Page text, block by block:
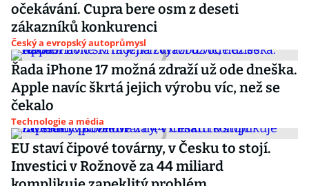
očekávání. Cupra bere osm z deseti
zákazníků konkurenci
Český a evropský autoprůmysl
Řada iPhone 17 možná zdraží už ode dneška.
Apple navíc škrtá jejich výrobu víc, než se
čekalo
Technologie a média
EU staví čipové továrny, v Česku to stojí.
Investici v Rožnově za 44 miliard